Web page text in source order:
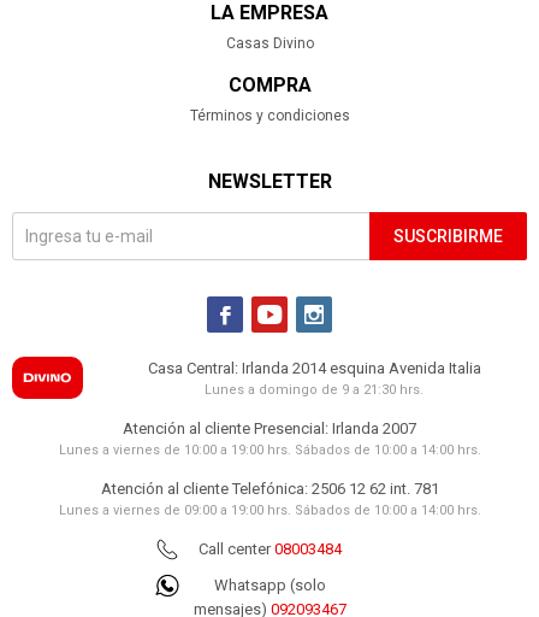
LA EMPRESA
Casas Divino
COMPRA
Términos y condiciones
NEWSLETTER
SUSCRIBIRME
  
Casa Central: Irlanda 2014 esquina Avenida Italia
Lunes a domingo de 9 a 21:30 hrs.
Atención al cliente Presencial: Irlanda 2007
Lunes a viernes de 10:00 a 19:00 hrs. Sábados de 10:00 a 14:00 hrs.
Atención al cliente Telefónica: 2506 12 62 int. 781
Lunes a viernes de 09:00 a 19:00 hrs. Sábados de 10:00 a 14:00 hrs.
Call center08003484
Whatsapp (solo
mensajes) 092093467